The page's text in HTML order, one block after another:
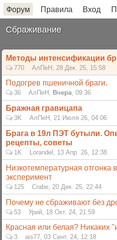
Форум Правила Вход
Сбраживание
Методы интенсификации
770 АлПеН, 28 Дек. 25, 15:58
Подогрев пшеничной браги.
36 АлПеН , Вчера, 09:36
Бражная гравицапа
3K АлПеН , 21 Июля 26, 04:06
Брага в 19л ПЭТ бутыли.
рецепты, советы
1K Lorandel , 13 Апр. 26, 12:38
Низкотемпературная
эксперимент
125 Crabe, 20 Дек. 25, 22:44
Почему не сбраживают без
53 Урий, 18 Окт. 24, 21:59
Красная или белая? Никаких
3 ais77, 03 Сент. 24, 12:18